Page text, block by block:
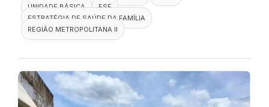
UNIDADE BÁSICA
ESF
ESTRATÉGIA DE SAÚDE DA FAMÍLIA
REGIÃO METROPOLITANA II